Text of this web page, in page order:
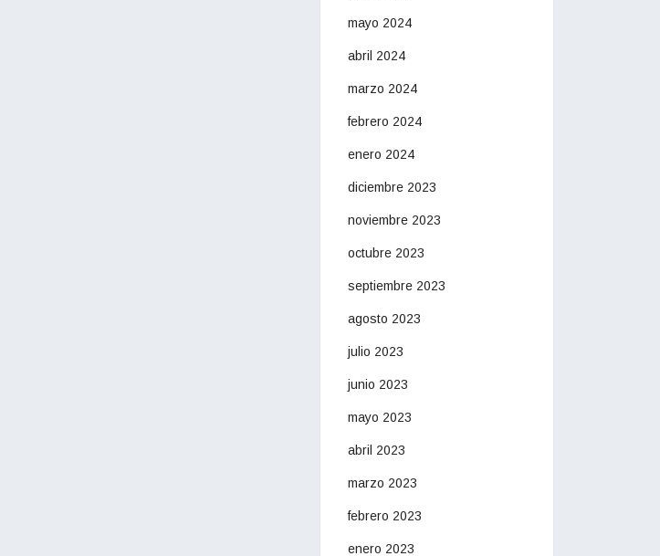
mayo 2024
abril 2024
marzo 2024
febrero 2024
enero 2024
diciembre 2023
noviembre 2023
octubre 2023
septiembre 2023
agosto 2023
julio 2023
junio 2023
mayo 2023
abril 2023
marzo 2023
febrero 2023
enero 2023